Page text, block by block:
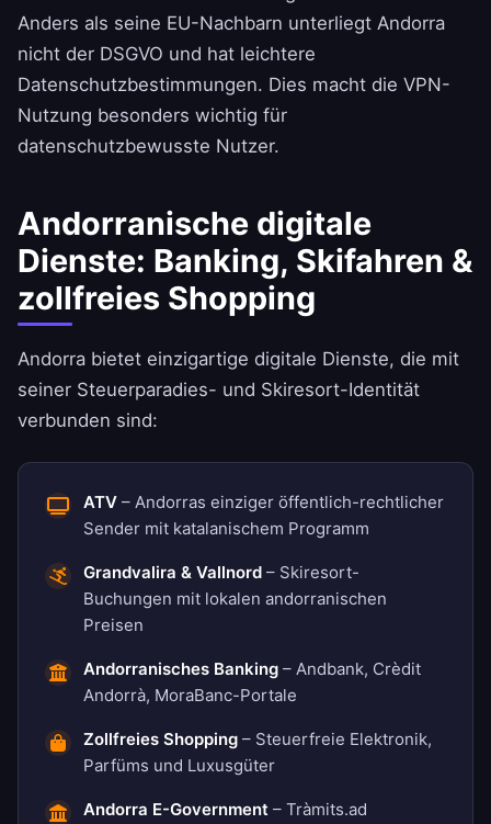
Anders als seine EU-Nachbarn unterliegt Andorra
nicht der DSGVO und hat leichtere
Datenschutzbestimmungen. Dies macht die VPN-
Nutzung besonders wichtig für
datenschutzbewusste Nutzer.
Andorranische digitale
Dienste: Banking, Skifahren &
zollfreies Shopping
Andorra bietet einzigartige digitale Dienste, die mit
seiner Steuerparadies- und Skiresort-Identität
verbunden sind:
ATV – Andorras einziger öffentlich-rechtlicher
Sender mit katalanischem Programm
Grandvalira & Vallnord – Skiresort-
Buchungen mit lokalen andorranischen
Preisen
Andorranisches Banking – Andbank, Crèdit
Andorrà, MoraBanc-Portale
Zollfreies Shopping – Steuerfreie Elektronik,
Parfüms und Luxusgüter
Andorra E-Government – Tràmits.ad